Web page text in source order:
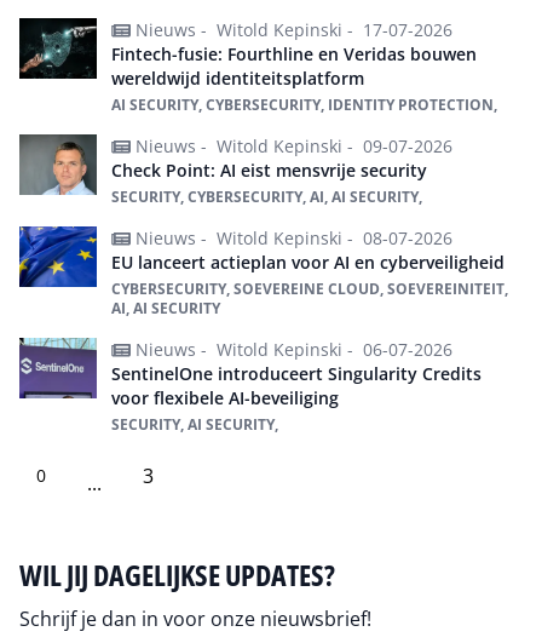
Nieuws - Witold Kepinski - 17-07-2026
Fintech-fusie: Fourthline en Veridas bouwen
wereldwijd identiteitsplatform
AI SECURITY, CYBERSECURITY, IDENTITY PROTECTION,
Nieuws - Witold Kepinski - 09-07-2026
Check Point: AI eist mensvrije security
SECURITY, CYBERSECURITY, AI, AI SECURITY,
Nieuws - Witold Kepinski - 08-07-2026
EU lanceert actieplan voor AI en cyberveiligheid
CYBERSECURITY, SOEVEREINE CLOUD, SOEVEREINITEIT,
AI, AI SECURITY
Nieuws - Witold Kepinski - 06-07-2026
SentinelOne introduceert Singularity Credits
voor flexibele AI-beveiliging
SECURITY, AI SECURITY,
0 ... 3
WIL JIJ DAGELIJKSE UPDATES?
Schrijf je dan in voor onze nieuwsbrief!